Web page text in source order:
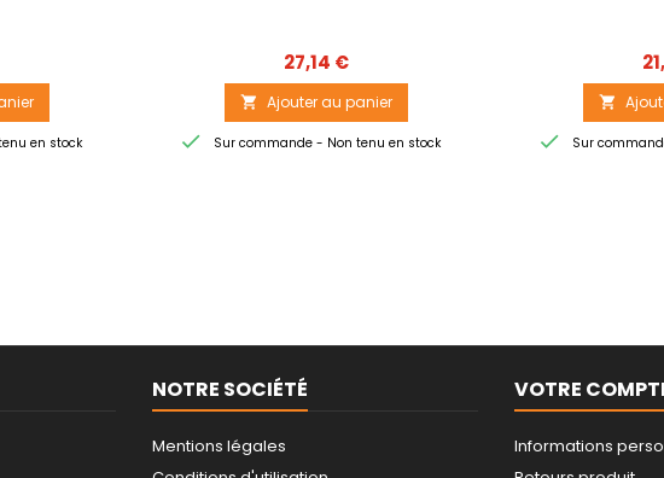
en stock
Prix
27,14 €
 Ajouter au panier
 Sur commande - Non tenu en stock

 Sur
NOTRE SOCIÉTÉ
Mentions légales
VOTRE
Informations